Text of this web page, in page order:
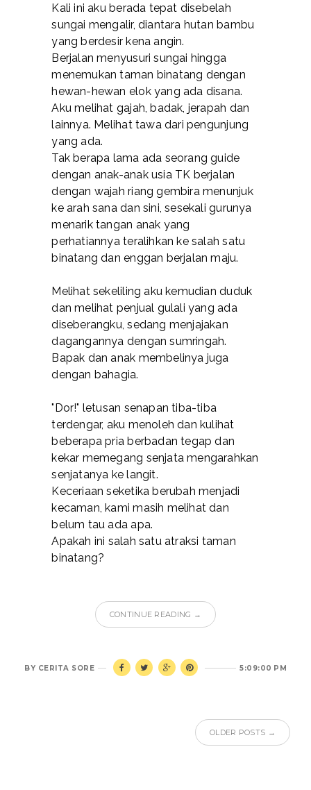
Kali ini aku berada tepat disebelah
sungai mengalir, diantara hutan bambu
yang berdesir kena angin.
Berjalan menyusuri sungai hingga
menemukan taman binatang dengan
hewan-hewan elok yang ada disana.
Aku melihat gajah, badak, jerapah dan
lainnya. Melihat tawa dari pengunjung
yang ada.
Tak berapa lama ada seorang guide
dengan anak-anak usia TK berjalan
dengan wajah riang gembira menunjuk
ke arah sana dan sini, sesekali gurunya
menarik tangan anak yang
perhatiannya teralihkan ke salah satu
binatang dan enggan berjalan maju.
Melihat sekeliling aku kemudian duduk
dan melihat penjual gulali yang ada
diseberangku, sedang menjajakan
dagangannya dengan sumringah.
Bapak dan anak membelinya juga
dengan bahagia.
"Dor!" letusan senapan tiba-tiba
terdengar, aku menoleh dan kulihat
beberapa pria berbadan tegap dan
kekar memegang senjata mengarahkan
senjatanya ke langit.
Keceriaan seketika berubah menjadi
kecaman, kami masih melihat dan
belum tau ada apa.
Apakah ini salah satu atraksi taman
binatang?
CONTINUE READING →
5:09:00 PM
BY CERITA SORE
OLDER POSTS →